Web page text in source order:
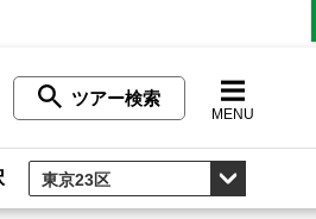
ツアー検索
MENU